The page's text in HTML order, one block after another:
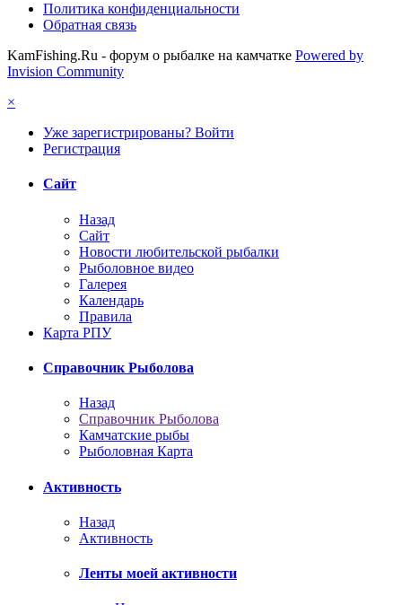
Политика конфиденциальности
Обратная связь
KamFishing.Ru - форум о рыбалке на камчатке Powered by
Invision Community
×
Уже зарегистрированы? Войти
Регистрация
Сайт
Назад
Сайт
Новости любительской рыбалки
Рыболовное видео
Галерея
Календарь
Правила
Карта РПУ
Справочник Рыболова
Назад
Справочник Рыболова
Камчатские рыбы
Рыболовная Карта
Активность
Назад
Активность
Ленты моей активности